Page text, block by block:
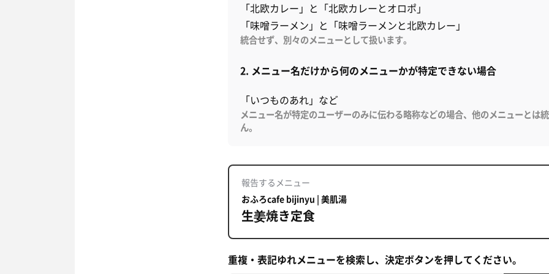
「北欧カレー」と「北欧カレーとオロポ」
「味噌ラーメン」と「味噌ラーメンと北欧カレー」
統合せず、別々のメニューとして扱います。
2. メニュー名だけから何のメニューかが特定できない場合
「いつものあれ」など
メニュー名が特定のユーザーのみに伝わる略称などの場合、他のメニューとは
ん。
報告するメニュー
おふろcafe bijinyu | 美肌湯
生姜焼き定食
重複・表記ゆれメニューを検索し、決定ボタンを押してください。